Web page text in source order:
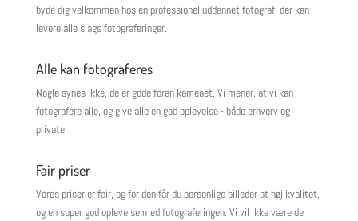
byde dig velkommen hos en professionel uddannet fotograf, der kan
levere alle slags fotograferinger.
Alle kan fotograferes
Nogle synes ikke, de er gode foran kameaet. Vi mener, at vi kan
fotografere alle, og give alle en god oplevelse - både erhverv og
private.
Fair priser
Vores priser er fair, og for den får du personlige billeder at høj kvalitet,
og en super god oplevelse med fotograferingen. Vi vil ikke være de